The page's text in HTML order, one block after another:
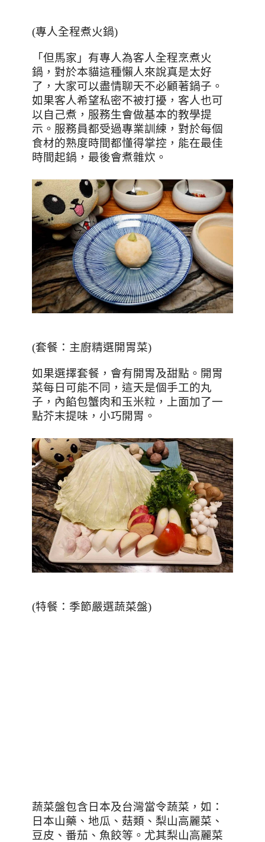
(專人全程煮火鍋)
「但馬家」有專人為客人全程烹煮火
鍋，對於本貓這種懶人來說真是太好
了，大家可以盡情聊天不必顧著鍋子。
如果客人希望私密不被打擾，客人也可
以自己煮，服務生會做基本的教學提
示。服務員都受過專業訓練，對於每個
食材的熟度時間都懂得掌控，能在最佳
時間起鍋，最後會煮雜炊。
(套餐：主廚精選開胃菜)
如果選擇套餐，會有開胃及甜點。開胃
菜每日可能不同，這天是個手工的丸
子，內餡包蟹肉和玉米粒，上面加了一
點芥末提味，小巧開胃。
(特餐：季節嚴選蔬菜盤)
蔬菜盤包含日本及台灣當令蔬菜，如：
日本山藥、地瓜、菇類、梨山高麗菜、
豆皮、番茄、魚餃等。尤其梨山高麗菜